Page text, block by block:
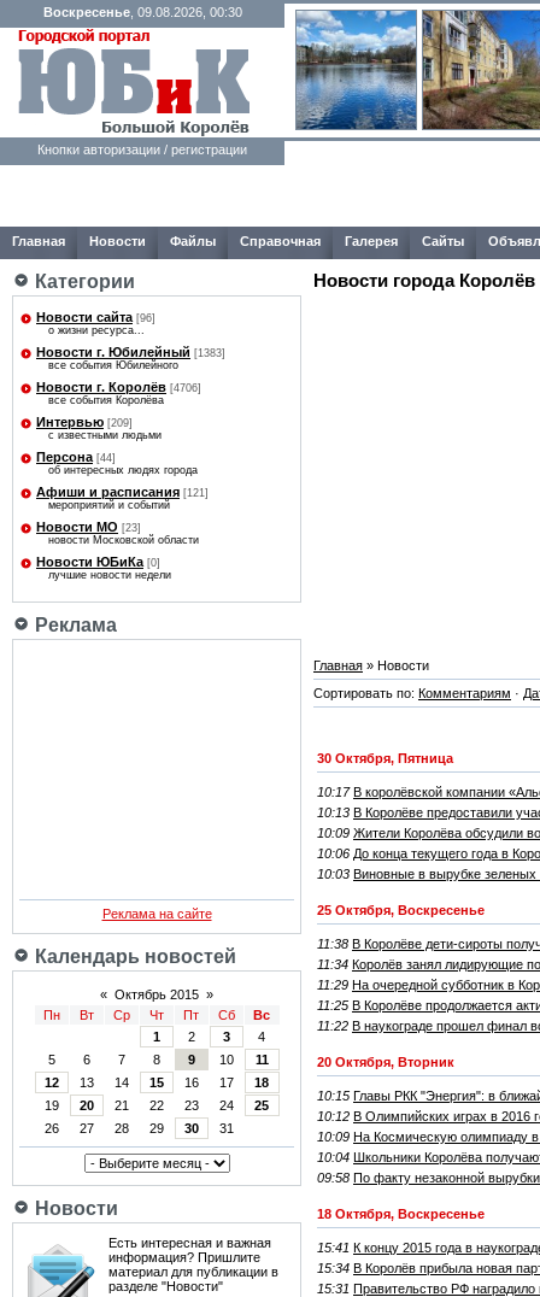
Воскресенье, 09.08.2026, 00:30
Кнопки авторизации / регистрации
Главная Новости Файлы Справочная Галерея Сайты
Категории
Новости сайта [96]
о жизни ресурса...
Новости г. Юбилейный [1383]
все события Юбилейного
Новости г. Королёв [4706]
все события Королёва
Интервью [209]
с известными людьми
Персона [44]
об интересных людях города
Афиши и расписания [121]
мероприятий и событий
Новости МО [23]
новости Московской области
Новости ЮБиКа [0]
лучшие новости недели
Реклама
Реклама на сайте
Календарь новостей
« Октябрь 2015 »
Пн
Вт Ср Чт Пт Сб
Вс
1
2 3
4
5
6 7 8 9 10
11
12
13 14 15 16 17
18
19
20 21 22 23 24
25
26
27 28 29 30 31
Новости
Есть интересная и важная
информация? Пришлите
материал для публикации в
разделе "Новости"
Новости города Королёв
Главная » Новости
Сортировать по: Комментариям ·
30 Октября, Пятница
10:17 В королёвской компании
10:13 В Королёве предоставили
10:09 Жители Королёва обсудили
10:06 До конца текущего года в
10:03 Виновные в вырубке зеленых
25 Октября, Воскресенье
11:38 В Королёве дети-сироты
11:34 Королёв занял лидирующие
11:29 На очередной субботник в
11:25 В Королёве продолжается
11:22 В наукограде прошел финал
20 Октября, Вторник
10:15 Главы РКК "Энергия": в
10:12 В Олимпийских играх в 2016
10:09 На Космическую олимпиаду в
10:04 Школьники Королёва
09:58 По факту незаконной
18 Октября, Воскресенье
15:41 К концу 2015 года в
15:34 В Королёв прибыла новая
15:31 Правительство РФ